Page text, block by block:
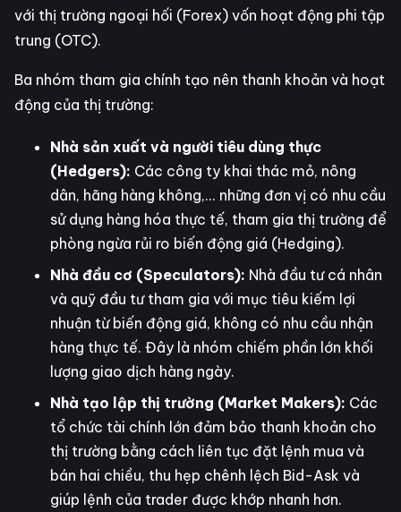
với thị trường ngoại hối (Forex) vốn hoạt động phi tập
trung (OTC).
Ba nhóm tham gia chính tạo nên thanh khoản và hoạt
động của thị trường:
Nhà sản xuất và người tiêu dùng thực
(Hedgers): Các công ty khai thác mỏ, nông
dân, hãng hàng không,... những đơn vị có nhu cầu
sử dụng hàng hóa thực tế, tham gia thị trường để
phòng ngừa rủi ro biến động giá (Hedging).
Nhà đầu cơ (Speculators): Nhà đầu tư cá nhân
và quỹ đầu tư tham gia với mục tiêu kiếm lợi
nhuận từ biến động giá, không có nhu cầu nhận
hàng thực tế. Đây là nhóm chiếm phần lớn khối
lượng giao dịch hàng ngày.
Nhà tạo lập thị trường (Market Makers): Các
tổ chức tài chính lớn đảm bảo thanh khoản cho
thị trường bằng cách liên tục đặt lệnh mua và
bán hai chiều, thu hẹp chênh lệch Bid-Ask và
giúp lệnh của trader được khớp nhanh hơn.